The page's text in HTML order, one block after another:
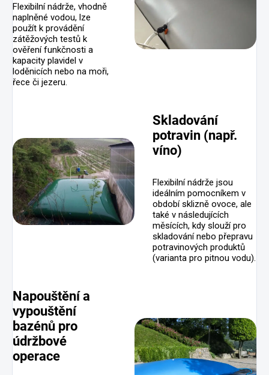
Flexibilní nádrže, vhodně
naplněné vodou, lze
použít k provádění
zátěžových testů k
ověření funkčnosti a
kapacity plavidel v
loděnicích nebo na moři,
řece či jezeru.
Skladování
potravin (např.
víno)
Flexibilní nádrže jsou
ideálním pomocníkem v
období sklizně ovoce, ale
také v následujících
měsících, kdy slouží pro
skladování nebo přepravu
potravinových produktů
(varianta pro pitnou vodu).
Napouštění a
vypouštění
bazénů pro
údržbové
operace